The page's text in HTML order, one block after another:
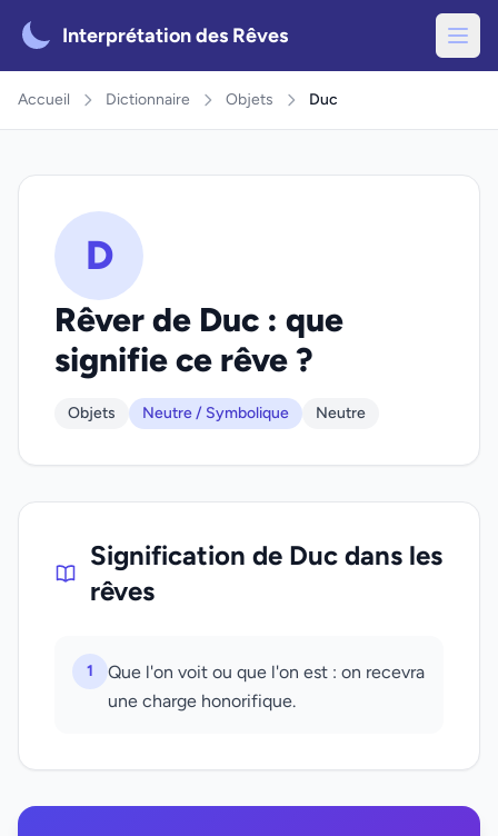
Interprétation des Rêves
Accueil Dictionnaire Objets Duc
D
Rêver de Duc : que
signifie ce rêve ?
Objets Neutre / Symbolique Neutre
Signification de Duc dans les
rêves
1
Que l'on voit ou que l'on est : on recevra
une charge honorifique.